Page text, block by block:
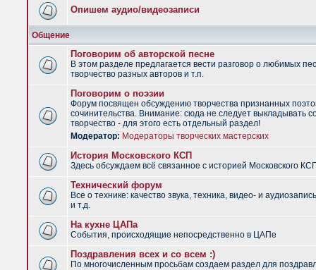
Опишем аудио/видеозаписи
Общение
Поговорим об авторской песне
В этом разделе предлагается вести разговор о любимых
творчество разных авторов и т.п.
Поговорим о поэзии
Форум посвящен обсуждению творчества признанных
сочинительства. Внимание: сюда не следует выкладывать
творчество - для этого есть отдельный раздел!
Модератор: Модераторы творческих мастерских
История Московского КСП
Здесь обсуждаем всё связанное с историей Московского
Технический форум
Все о технике: качество звука, техника, видео- и
и т.д.
На кухне ЦАПа
События, происходящие непосредственно в ЦАПе
Поздравления всех и со всем :)
По многочисленным просьбам создаем раздел для